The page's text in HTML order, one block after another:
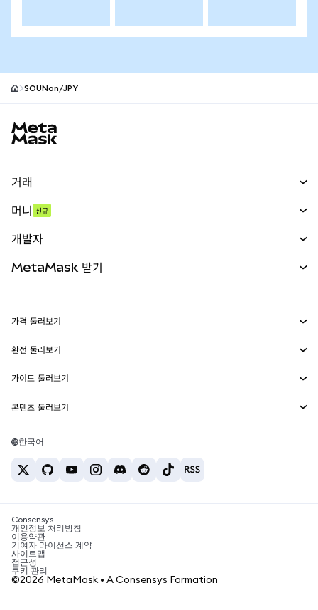
SOUNon/JPY
거래
무기한 선물
실물자산
머니 신규
개발자
MetaMask Connect
Snaps
웹3 서비스
MetaMask 받기
보안
고객 지원
채용
가격 둘러보기
이더리움 가격
솔라나 가격
테더 가격
환전 둘러보기
ETH를 USD로 환전
USDT를 INR로 환전
BTC를 INR로 환전
ETH를 USDT로 환전
가이드 둘러보기
ETH 매수
USDT 매수
SHIB 매수
BNB 매수
콘텐츠 둘러보기
솔라나 지갑
암호화폐 세금 뉴스
암호화폐 매수 방법
비트코인 매도 방법
한국어
Consensys
개인정보 처리방침
이용약관
기여자 라이선스 계약
사이트맵
접근성
쿠키 관리
©2026 MetaMask • A Consensys Formation